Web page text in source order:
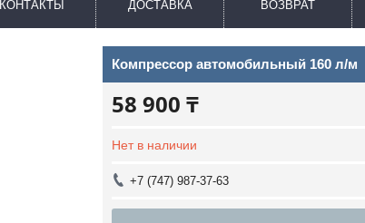
КОНТАКТЫ ДОСТАВКА ВОЗВРАТ
Компрессор автомобильный 160 л/м
58 900 ₸
Нет в наличии
+7 (747) 987-37-63